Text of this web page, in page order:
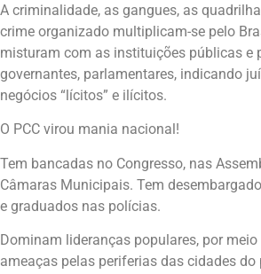
A criminalidade, as gangues, as
crime organizado multiplicam-se pelo
misturam com as instituições públicas e
governantes, parlamentares, indicando
negócios “lícitos” e ilícitos.
O PCC virou mania nacional!
Tem bancadas no Congresso, nas
Câmaras Municipais. Tem
e graduados nas polícias.
Dominam lideranças populares, por meio
ameaças pelas periferias das cidades do